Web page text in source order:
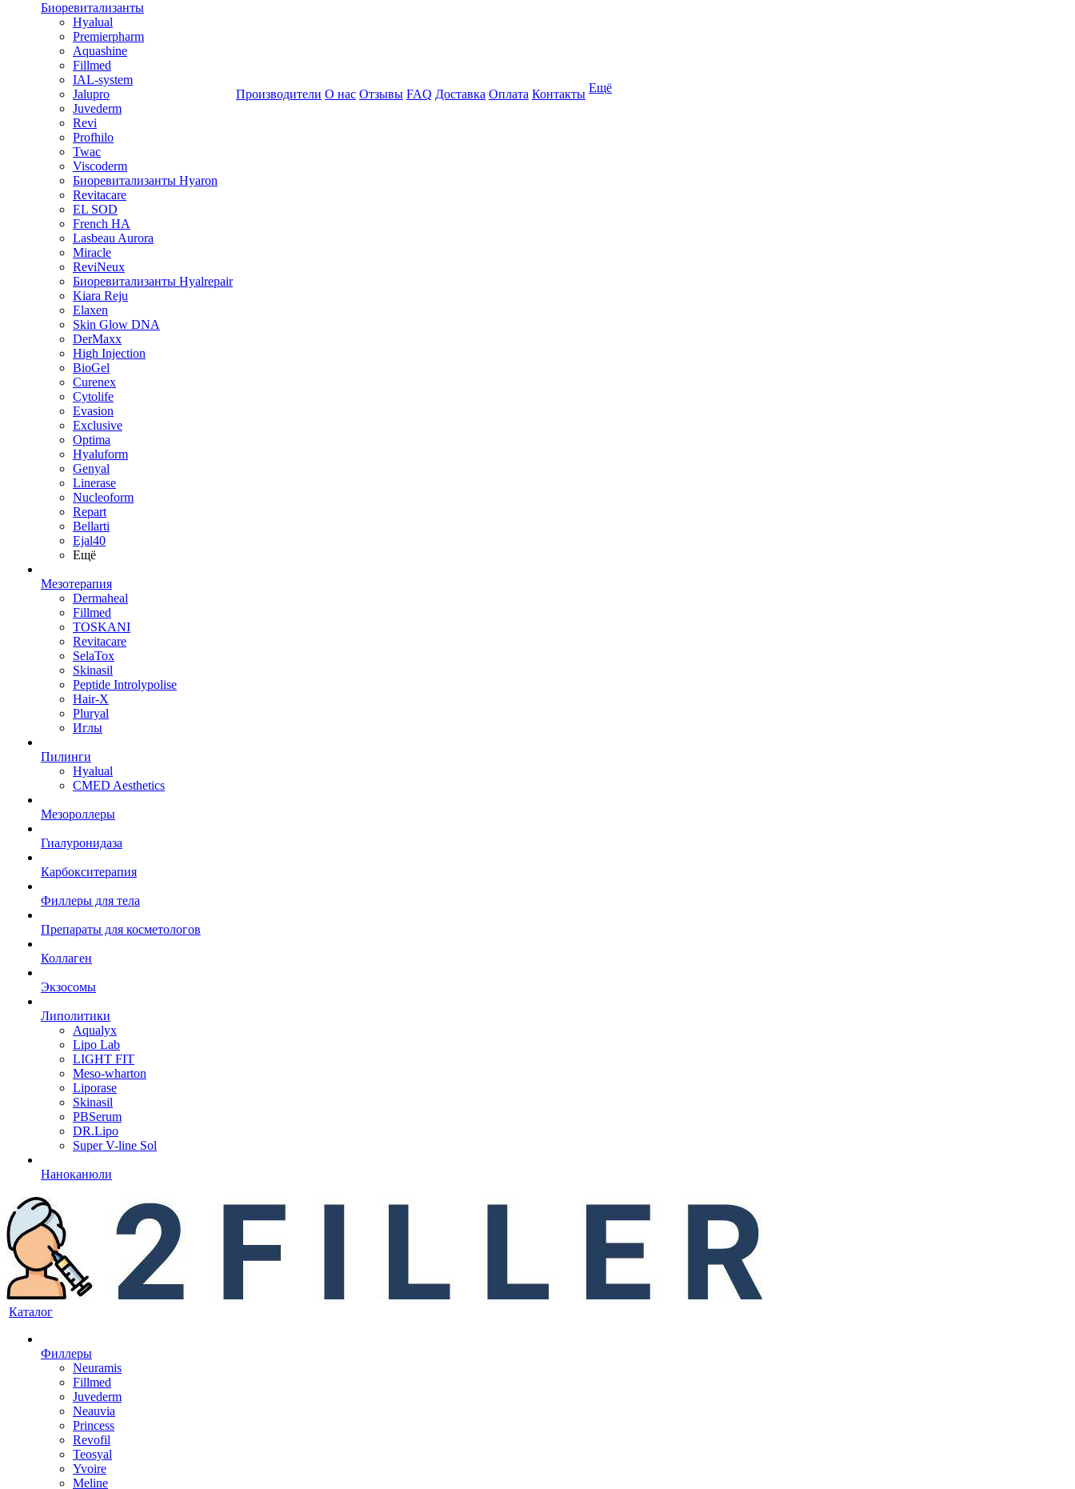
Биоревитализанты
Hyalual
Premierpharm
Aquashine
Fillmed
IAL-system
Jalupro
Juvederm
Revi
Profhilo
Twac
Viscoderm
Биоревитализанты Hyaron
Revitacare
EL SOD
French HA
Lasbeau Aurora
Miracle
ReviNeux
Биоревитализанты Hyalrepair
Kiara Reju
Elaxen
Skin Glow DNA
DerMaxx
High Injection
BioGel
Curenex
Cytolife
Evasion
Exclusive
Optima
Hyaluform
Genyal
Linerase
Nucleoform
Repart
Bellarti
Ejal40
Ещё
Мезотерапия
Dermaheal
Fillmed
TOSKANI
Revitacare
SelaTox
Skinasil
Peptide Introlypolise
Hair-X
Pluryal
Иглы
Пилинги
Hyalual
CMED Aesthetics
Мезороллеры
Гиалуронидаза
Карбокситерапия
Филлеры для тела
Препараты для косметологов
Коллаген
Экзосомы
Липолитики
Aqualyx
Lipo Lab
LIGHT FIT
Meso-wharton
Liporase
Skinasil
PBSerum
DR.Lipo
Super V-line Sol
Наноканюли
Производители О нас Отзывы FAQ Доставка Оплата Контакты Ещё
Каталог
Филлеры
Neuramis
Fillmed
Juvederm
Neauvia
Princess
Revofil
Teosyal
Yvoire
Meline